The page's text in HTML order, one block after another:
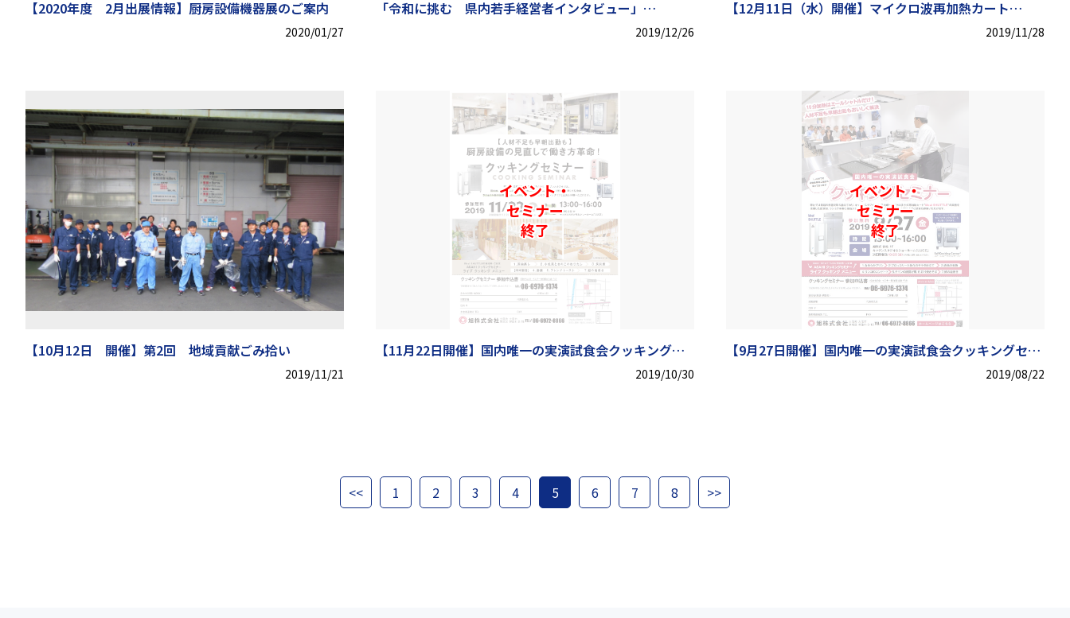
【2020年度 2月出展情報】厨房設備機器展のご案内
2020/01/27
「令和に挑む 県内若手経営者インタビュー」
2019/12/26
【12月11日（水）開催】マイクロ波再加熱カート
2019/11/28
【10月12日 開催】第2回 地域貢献ごみ拾い
2019/11/21
イベント・
セミナー
終了
【11月22日開催】国内唯一の実演試食会クッキングセ
2019/10/30
イベント・
セミナー
終了
【9月27日開催】国内唯一の実演試食会クッキングセミ
2019/08/22
<< 1 2 3 4 5 6 7 8 >>